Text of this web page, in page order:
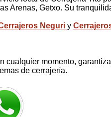
Arenas, Getxo. Su
Neguri y
cualquier momento,
de cerrajería.